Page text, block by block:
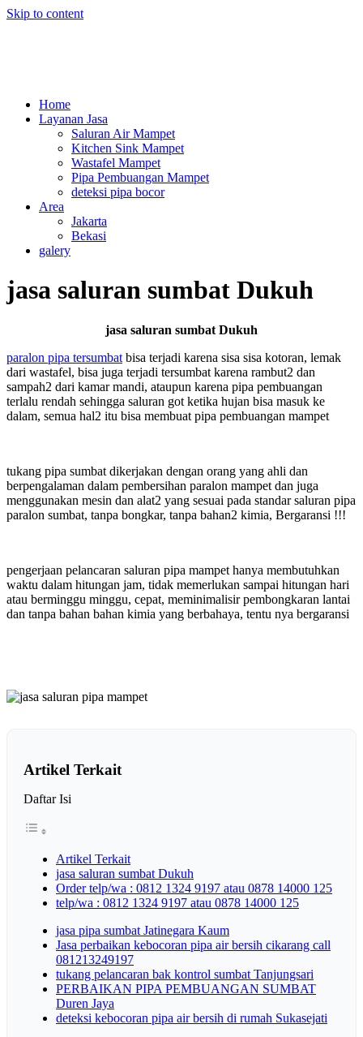
Skip to content
Home
Layanan Jasa
Saluran Air Mampet
Kitchen Sink Mampet
Wastafel Mampet
Pipa Pembuangan Mampet
deteksi pipa bocor
Area
Jakarta
Bekasi
galery
jasa saluran sumbat Dukuh
jasa saluran sumbat Dukuh
paralon pipa tersumbat bisa terjadi karena sisa sisa kotoran, lemak
dari wastafel, bisa juga terjadi tersumbat karena rambut2 dan
sampah2 dari kamar mandi, ataupun karena pipa pembuangan
terlalu rendah sehingga saluran got ketika hujan bisa masuk ke
dalam, semua hal2 itu bisa membuat pipa pembuangan mampet
tukang pipa sumbat dikerjakan dengan orang yang ahli dan
berpengalaman dalam pembersihan paralon mampet dan juga
menggunakan mesin dan alat2 yang sesuai pada standar saluran pipa
paralon sumbat, tanpa bongkar, tanpa bahan2 kimia, Bergaransi !!!
pengerjaan pelancaran saluran pipa mampet hanya membutuhkan
waktu dalam hitungan jam, tidak memerlukan sampai hitungan hari
atau berminggu minggu, cepat, meminimalisir pembongkaran lantai
dan tanpa bahan bahan kimia yang berbahaya, tentu nya bergaransi
Artikel Terkait
Daftar Isi
Artikel Terkait
jasa saluran sumbat Dukuh
Order telp/wa : 0812 1324 9197 atau 0878 14000 125
telp/wa : 0812 1324 9197 atau 0878 14000 125
jasa pipa sumbat Jatinegara Kaum
Jasa perbaikan kebocoran pipa air bersih cikarang call
081213249197
tukang pelancaran bak kontrol sumbat Tanjungsari
PERBAIKAN PIPA PEMBUANGAN SUMBAT
Duren Jaya
deteksi kebocoran pipa air bersih di rumah Sukasejati